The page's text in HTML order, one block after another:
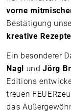
vorne
Bestätigung
kreative
Ein besonderer
Nagl undJörg
Editions
treuen
das